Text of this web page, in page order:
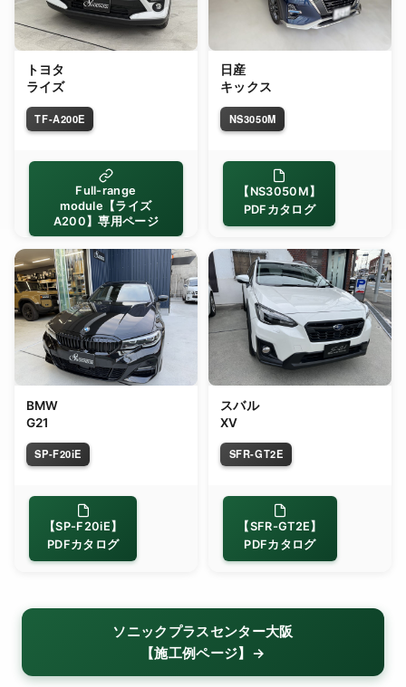
トヨタ
ライズ
TF-A200E
Full-range
module【ライズ
A200】専用ページ
日産
キックス
NS3050M
【NS3050M】
PDFカタログ
BMW
G21
SP-F20iE
【SP-F20iE】
PDFカタログ
スバル
XV
SFR-GT2E
【SFR-GT2E】
PDFカタログ
ソニックプラスセンター大阪
【施工例ページ】→